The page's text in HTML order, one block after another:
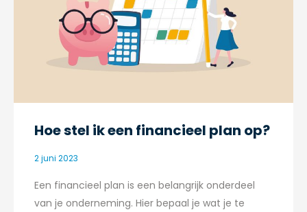
Hoe stel ik een financieel plan op?
2 juni 2023
Een financieel plan is een belangrijk onderdeel
van je onderneming. Hier bepaal je wat je te